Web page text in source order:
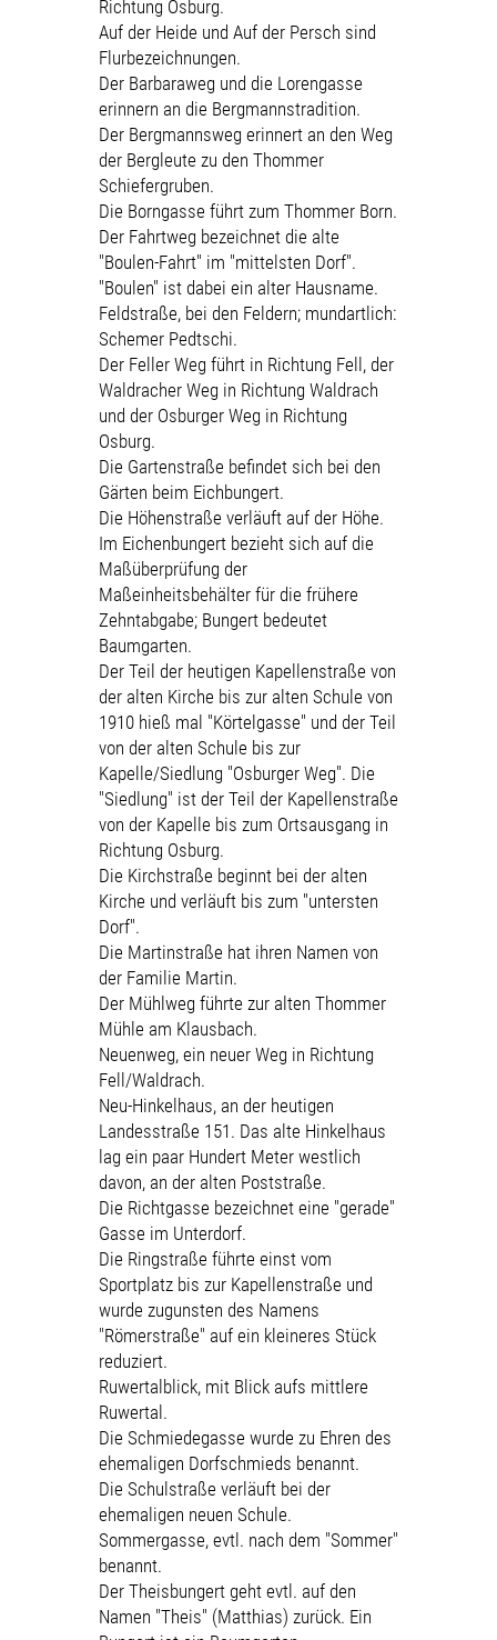
Richtung Osburg.
Auf der Heide und Auf der Persch sind
Flurbezeichnungen.
Der Barbaraweg und die Lorengasse
erinnern an die Bergmannstradition.
Der Bergmannsweg erinnert an den Weg
der Bergleute zu den Thommer
Schiefergruben.
Die Borngasse führt zum Thommer Born.
Der Fahrtweg bezeichnet die alte
"Boulen-Fahrt" im "mittelsten Dorf".
"Boulen" ist dabei ein alter Hausname.
Feldstraße, bei den Feldern; mundartlich:
Schemer Pedtschi.
Der Feller Weg führt in Richtung Fell, der
Waldracher Weg in Richtung Waldrach
und der Osburger Weg in Richtung
Osburg.
Die Gartenstraße befindet sich bei den
Gärten beim Eichbungert.
Die Höhenstraße verläuft auf der Höhe.
Im Eichenbungert bezieht sich auf die
Maßüberprüfung der
Maßeinheitsbehälter für die frühere
Zehntabgabe; Bungert bedeutet
Baumgarten.
Der Teil der heutigen Kapellenstraße von
der alten Kirche bis zur alten Schule von
1910 hieß mal "Körtelgasse" und der Teil
von der alten Schule bis zur
Kapelle/Siedlung "Osburger Weg". Die
"Siedlung" ist der Teil der Kapellenstraße
von der Kapelle bis zum Ortsausgang in
Richtung Osburg.
Die Kirchstraße beginnt bei der alten
Kirche und verläuft bis zum "untersten
Dorf".
Die Martinstraße hat ihren Namen von
der Familie Martin.
Der Mühlweg führte zur alten Thommer
Mühle am Klausbach.
Neuenweg, ein neuer Weg in Richtung
Fell/Waldrach.
Neu-Hinkelhaus, an der heutigen
Landesstraße 151. Das alte Hinkelhaus
lag ein paar Hundert Meter westlich
davon, an der alten Poststraße.
Die Richtgasse bezeichnet eine "gerade"
Gasse im Unterdorf.
Die Ringstraße führte einst vom
Sportplatz bis zur Kapellenstraße und
wurde zugunsten des Namens
"Römerstraße" auf ein kleineres Stück
reduziert.
Ruwertalblick, mit Blick aufs mittlere
Ruwertal.
Die Schmiedegasse wurde zu Ehren des
ehemaligen Dorfschmieds benannt.
Die Schulstraße verläuft bei der
ehemaligen neuen Schule.
Sommergasse, evtl. nach dem "Sommer"
benannt.
Der Theisbungert geht evtl. auf den
Namen "Theis" (Matthias) zurück. Ein